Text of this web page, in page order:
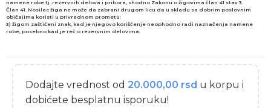
namene robe tj. rezervnih delova i pribora, shodno Zakonu o žigovima član 41 stav 3.
Član 41. Nosilac žiga ne može da zabrani drugom licu da u skladu sa dobrim poslovnim
običajima koristi u privrednom prometu:
3) žigom zaštićeni znak, kad je njegovo korišćenje neophodno radi naznačenja namene
robe, posebno kad je reč o rezervnim delovima.
Dodajte vrednost od20.000,00 rsd u korpu i
dobićete besplatnu isporuku!